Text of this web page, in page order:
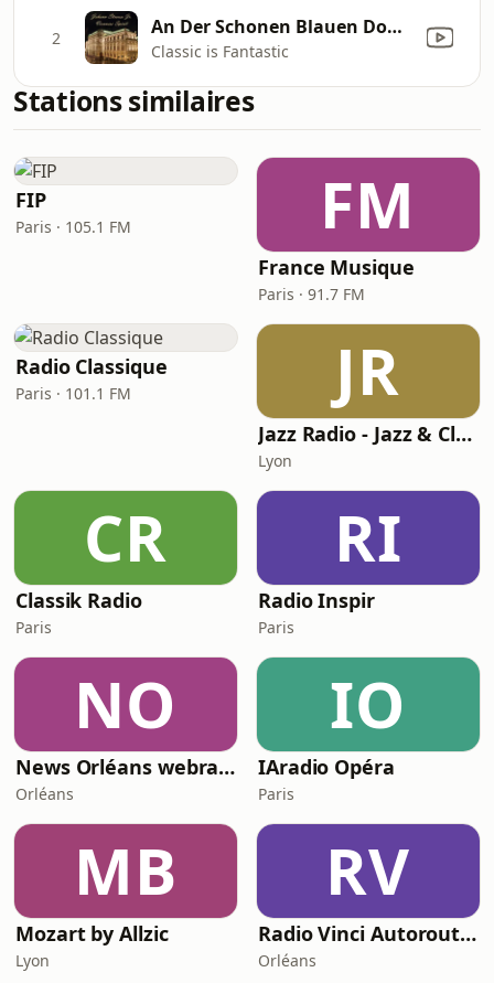
2 An Der Schonen Blauen Donau, Op.314, 'The Blue Danube' Waltz: Johann Strauss Jr
Classic is Fantastic
Stations similaires
FIP
Paris · 105.1 FM FM
France Musique
Paris · 91.7 FM
Radio Classique
Paris · 101.1 FM JR
Jazz Radio - Jazz & Classique
Lyon
CR
Classik Radio
Paris
RI
Radio Inspir
Paris
NO
News Orléans webradio
Orléans
IO
IAradio Opéra
Paris
MB
Mozart by Allzic
Lyon
RV
Radio Vinci Autoroutes Version Classique
Orléans